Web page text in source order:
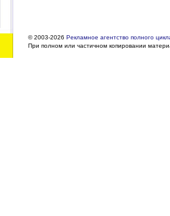
© 2003-2026 Рекламное агентство полного
При полном или частичном копировании